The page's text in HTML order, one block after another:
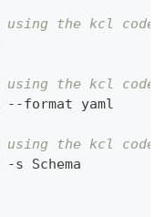
using the kcl code
using the kcl code
--format yaml
the kcl code
-s Schema